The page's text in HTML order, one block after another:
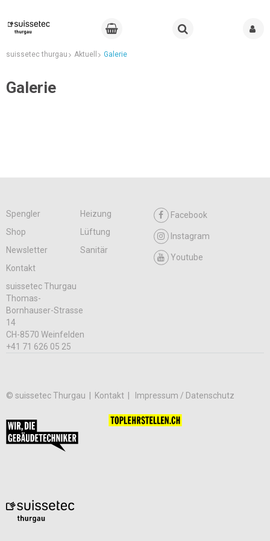
suissetec thurgau Aktuell Galerie
Galerie
Spengler
Heizung
Shop
Lüftung
Newsletter
Sanitär
Kontakt
Facebook
Instagram
Youtube
suissetec Thurgau
Thomas-
Bornhauser-Strasse
14
CH-8570 Weinfelden
+41 71 626 05 25
© suissetec Thurgau | Kontakt Impressum / Datenschutz